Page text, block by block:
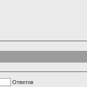
Ответов